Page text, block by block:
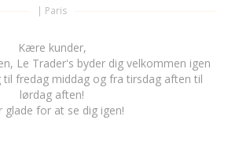
| Paris
Kære kunder,
Le Trader's byder dig velkommen igen
fredag middag og fra tirsdag aften til
lørdag aften!
glade for at se dig igen!